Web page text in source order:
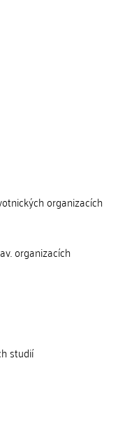
organizacích
organizacích
studií